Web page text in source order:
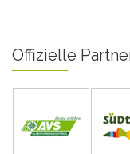
Offizielle